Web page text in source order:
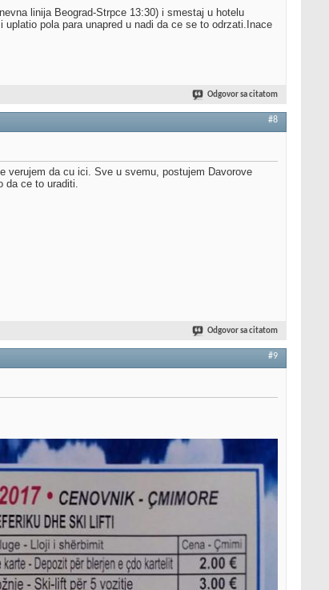
linija Beograd-Strpce 13:30) i smestaj u hotelu
pola para unapred u nadi da ce se to odrzati.Inace
Odgovor sa citatom
#8
verujem da cu ici. Sve u svemu, postujem Davorove
da ce to uraditi.
Odgovor sa citatom
#9